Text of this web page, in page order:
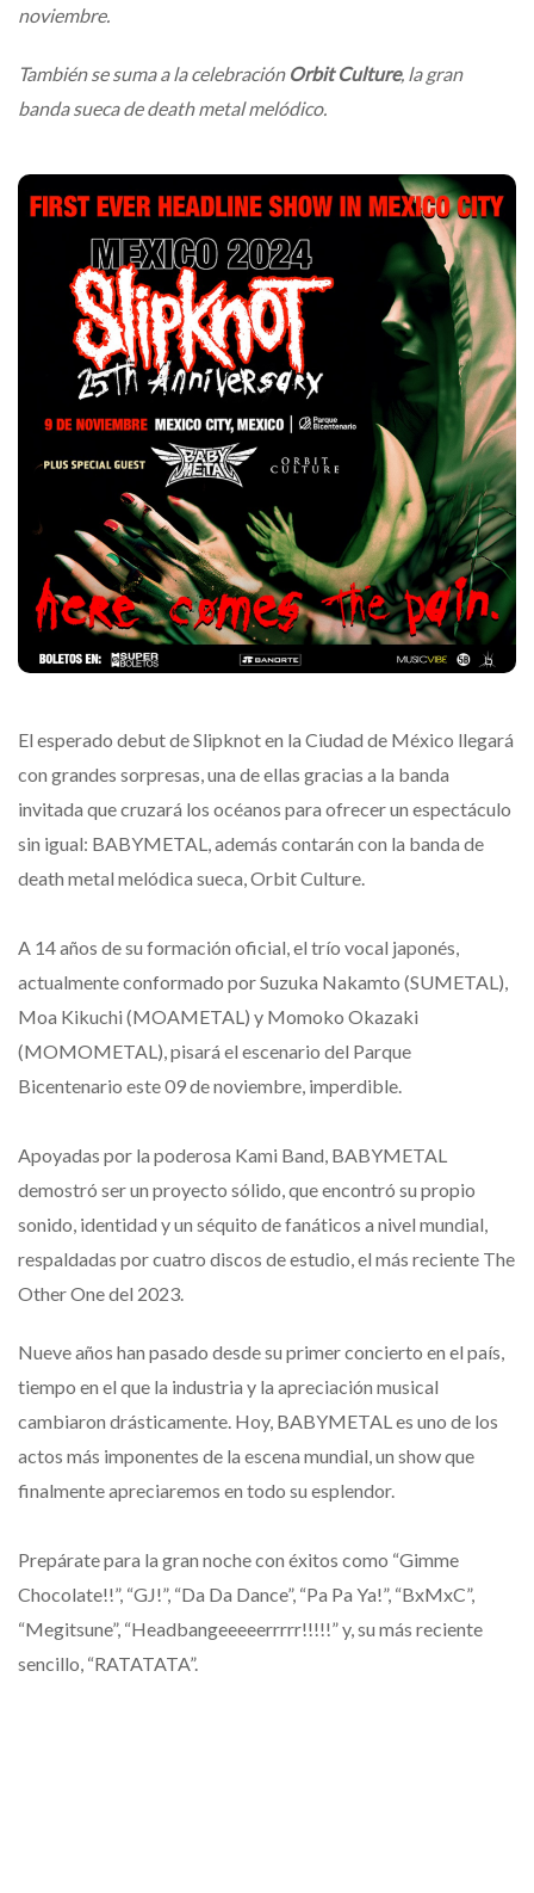
noviembre.
También se suma a la celebración Orbit Culture, la gran
banda sueca de death metal melódico.
El esperado debut de Slipknot en la Ciudad de México llegará
con grandes sorpresas, una de ellas gracias a la banda
invitada que cruzará los océanos para ofrecer un espectáculo
sin igual: BABYMETAL, además contarán con la banda de
death metal melódica sueca, Orbit Culture.
A 14 años de su formación oficial, el trío vocal japonés,
actualmente conformado por Suzuka Nakamto (SUMETAL),
Moa Kikuchi (MOAMETAL) y Momoko Okazaki
(MOMOMETAL), pisará el escenario del Parque
Bicentenario este 09 de noviembre, imperdible.
Apoyadas por la poderosa Kami Band, BABYMETAL
demostró ser un proyecto sólido, que encontró su propio
sonido, identidad y un séquito de fanáticos a nivel mundial,
respaldadas por cuatro discos de estudio, el más reciente The
Other One del 2023.
Nueve años han pasado desde su primer concierto en el país,
tiempo en el que la industria y la apreciación musical
cambiaron drásticamente. Hoy, BABYMETAL es uno de los
actos más imponentes de la escena mundial, un show que
finalmente apreciaremos en todo su esplendor.
Prepárate para la gran noche con éxitos como “Gimme
Chocolate!!”, “GJ!”, “Da Da Dance”, “Pa Pa Ya!”, “BxMxC”,
“Megitsune”, “Headbangeeeeerrrrr!!!!!” y, su más reciente
sencillo, “RATATATA”.